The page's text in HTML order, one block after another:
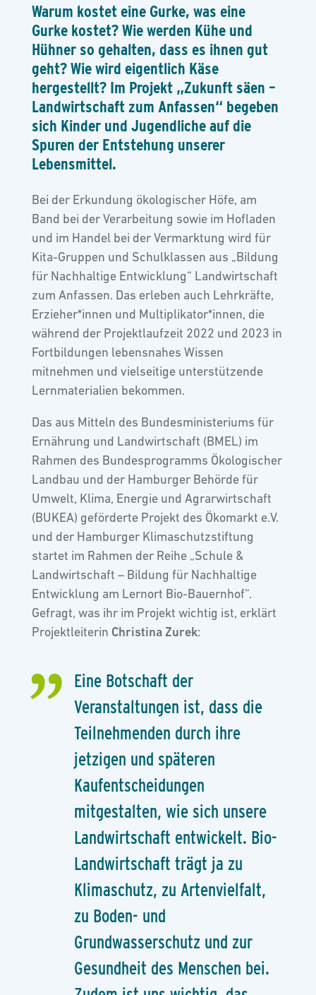
Warum kostet eine Gurke, was eine
Gurke kostet? Wie werden Kühe und
Hühner so gehalten, dass es ihnen gut
geht? Wie wird eigentlich Käse
hergestellt? Im Projekt „Zukunft säen –
Landwirtschaft zum Anfassen“ begeben
sich Kinder und Jugendliche auf die
Spuren der Entstehung unserer
Lebensmittel.
Bei der Erkundung ökologischer Höfe, am
Band bei der Verarbeitung sowie im Hofladen
und im Handel bei der Vermarktung wird für
Kita-Gruppen und Schulklassen aus „Bildung
für Nachhaltige Entwicklung“ Landwirtschaft
zum Anfassen. Das erleben auch Lehrkräfte,
Erzieher*innen und Multiplikator*innen, die
während der Projektlaufzeit 2022 und 2023 in
Fortbildungen lebensnahes Wissen
mitnehmen und vielseitige unterstützende
Lernmaterialien bekommen.
Das aus Mitteln des Bundesministeriums für
Ernährung und Landwirtschaft (BMEL) im
Rahmen des Bundesprogramms Ökologischer
Landbau und der Hamburger Behörde für
Umwelt, Klima, Energie und Agrarwirtschaft
(BUKEA) geförderte Projekt des Ökomarkt e.V.
und der Hamburger Klimaschutzstiftung
startet im Rahmen der Reihe „Schule &
Landwirtschaft – Bildung für Nachhaltige
Entwicklung am Lernort Bio-Bauernhof“.
Gefragt, was ihr im Projekt wichtig ist, erklärt
Projektleiterin Christina Zurek:
Eine Botschaft der
Veranstaltungen ist, dass die
Teilnehmenden durch ihre
jetzigen und späteren
Kaufentscheidungen
mitgestalten, wie sich unsere
Landwirtschaft entwickelt. Bio-
Landwirtschaft trägt ja zu
Klimaschutz, zu Artenvielfalt,
zu Boden- und
Grundwasserschutz und zur
Gesundheit des Menschen bei.